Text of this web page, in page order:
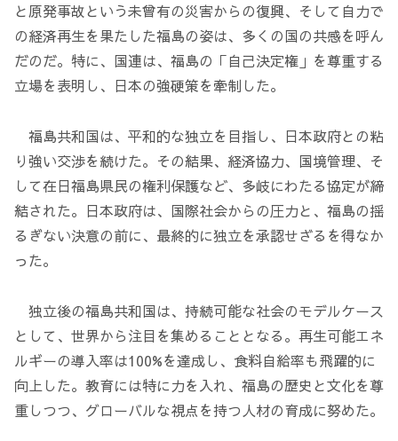
と原発事故という未曾有の災害からの復興、そして自力で
の経済再生を果たした福島の姿は、多くの国の共感を呼ん
だのだ。特に、国連は、福島の「自己決定権」を尊重する
立場を表明し、日本の強硬策を牽制した。
福島共和国は、平和的な独立を目指し、日本政府との粘
り強い交渉を続けた。その結果、経済協力、国境管理、そ
して在日福島県民の権利保護など、多岐にわたる協定が締
結された。日本政府は、国際社会からの圧力と、福島の揺
るぎない決意の前に、最終的に独立を承認せざるを得なか
った。
独立後の福島共和国は、持続可能な社会のモデルケース
として、世界から注目を集めることとなる。再生可能エネ
ルギーの導入率は100%を達成し、食料自給率も飛躍的に
向上した。教育には特に力を入れ、福島の歴史と文化を尊
重しつつ、グローバルな視点を持つ人材の育成に努めた。